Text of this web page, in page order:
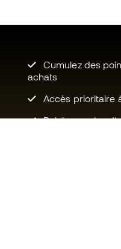
Cumulez des
achats
Accès prioritaire
Rejoignez plus